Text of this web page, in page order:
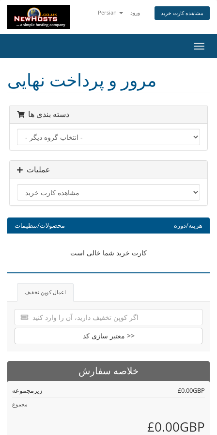
Persian ورود مشاهده کارت خرید
تغییر
مرور و پرداخت نهایی
دسته بندی ها
عملیات
محصولات/تنظیمات هزینه/دوره
کارت خرید شما خالی است
اعمال کوپن تخفیف
معتبر سازی کد >>
خلاصه سفارش
زیرمجموعه £0.00GBP
مجموع
£0.00GBP